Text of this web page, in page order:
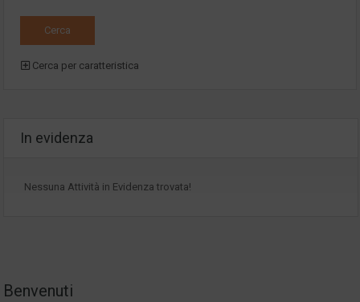
Cerca per caratteristica
In evidenza
Nessuna Attività in Evidenza trovata!
Benvenuti